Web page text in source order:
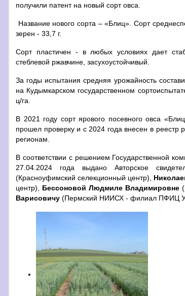
получили патент на новый сорт овса.
Название нового сорта – «Блиц». Сорт
зерен - 33,7 г.
Сорт пластичен - в любых условиях дает
стеблевой ржавчине, засухоустойчивый.
За годы испытания средняя урожайность
на Кудымкарском государственном
ц/га.
В 2021 году сорт ярового посевного овса
прошел проверку и с 2024 года внесен в
регионам.
В соответствии с решением Государственной
27.04.2024 года выдано Авторское
(Красноуфимский селекционный центр),
центр), Бессоновой Людмиле Владимировне
Варисовичу (Пермский НИИСХ - филиал ПФИЦ